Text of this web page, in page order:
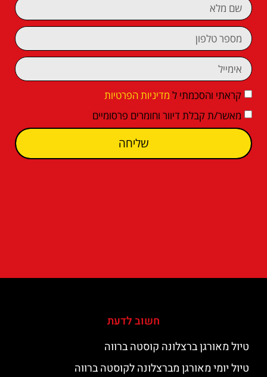
קראתי והסכמתי ל מדיניות הפרטיות
מאשר/ת קבלת דיוור וחומרים פרסומיים
שליחה
חשוב לדעת
טיול מאורגן ברצלונה קוסטה ברווה
טיול יומי מאורגן מברצלונה לקוסטה ברווה